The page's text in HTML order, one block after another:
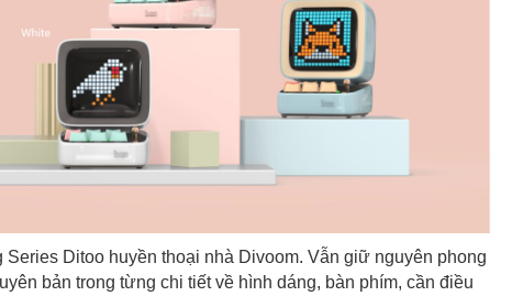
Series Ditoo huyền thoại nhà Divoom. Vẫn giữ nguyên phong
bản trong từng chi tiết về hình dáng, bàn phím, cần điều